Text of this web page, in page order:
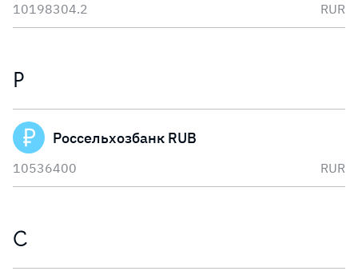
10198304.2 RUR
Р
Россельхозбанк RUB
10536400 RUR
С